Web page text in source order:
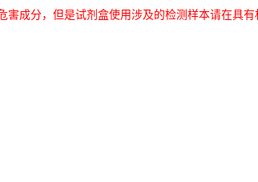
成分，但是试剂盒使用涉及的检测样本请在具有